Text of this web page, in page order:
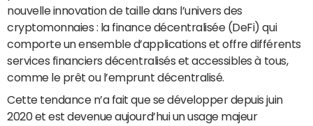
nouvelle innovation de taille dans l’univers des
cryptomonnaies : la finance décentralisée (DeFi) qui
comporte un ensemble d’applications et offre différents
services financiers décentralisés et accessibles à tous,
comme le prêt ou l’emprunt décentralisé.
Cette tendance n’a fait que se développer depuis juin
2020 et est devenue aujourd’hui un usage majeur